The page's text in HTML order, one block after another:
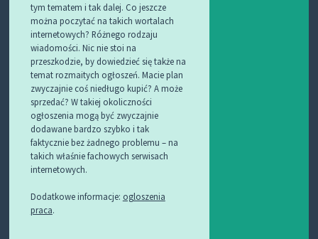
tym tematem i tak dalej. Co jeszcze
można poczytać na takich wortalach
internetowych? Różnego rodzaju
wiadomości. Nic nie stoi na
przeszkodzie, by dowiedzieć się także na
temat rozmaitych ogłoszeń. Macie plan
zwyczajnie coś niedługo kupić? A może
sprzedać? W takiej okoliczności
ogłoszenia mogą być zwyczajnie
dodawane bardzo szybko i tak
faktycznie bez żadnego problemu – na
takich właśnie fachowych serwisach
internetowych.
Dodatkowe informacje: ogloszenia
praca.